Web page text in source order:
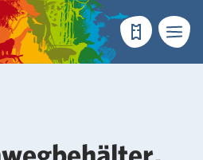
Reservieren
Menü